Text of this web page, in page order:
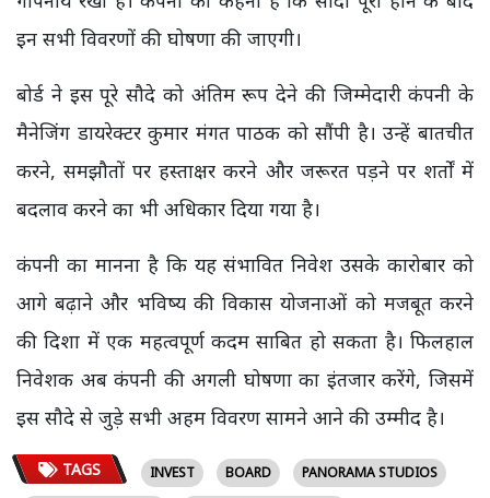
इन सभी विवरणों की घोषणा की जाएगी।
बोर्ड ने इस पूरे सौदे को अंतिम रूप देने की जिम्मेदारी कंपनी के
मैनेजिंग डायरेक्टर कुमार मंगत पाठक को सौंपी है। उन्हें बातचीत
करने, समझौतों पर हस्ताक्षर करने और जरूरत पड़ने पर शर्तों में
बदलाव करने का भी अधिकार दिया गया है।
कंपनी का मानना है कि यह संभावित निवेश उसके कारोबार को
आगे बढ़ाने और भविष्य की विकास योजनाओं को मजबूत करने
की दिशा में एक महत्वपूर्ण कदम साबित हो सकता है। फिलहाल
निवेशक अब कंपनी की अगली घोषणा का इंतजार करेंगे, जिसमें
इस सौदे से जुड़े सभी अहम विवरण सामने आने की उम्मीद है।
TAGS INVEST BOARD
PANORAMA STUDIOS